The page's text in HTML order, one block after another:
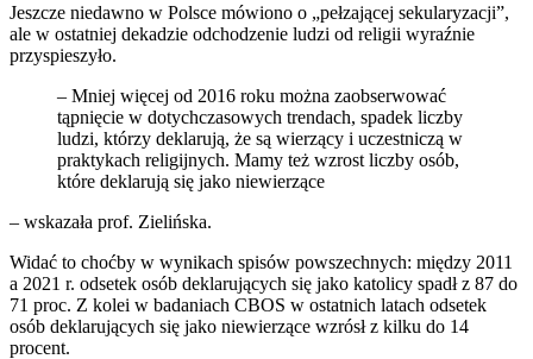
Jeszcze niedawno w Polsce mówiono o „pełzającej sekularyzacji”,
ale w ostatniej dekadzie odchodzenie ludzi od religii wyraźnie
przyspieszyło.
– Mniej więcej od 2016 roku można zaobserwować
tąpnięcie w dotychczasowych trendach, spadek liczby
ludzi, którzy deklarują, że są wierzący i uczestniczą w
praktykach religijnych. Mamy też wzrost liczby osób,
które deklarują się jako niewierzące
– wskazała prof. Zielińska.
Widać to choćby w wynikach spisów powszechnych: między 2011
a 2021 r. odsetek osób deklarujących się jako katolicy spadł z 87 do
71 proc. Z kolei w badaniach CBOS w ostatnich latach odsetek
osób deklarujących się jako niewierzące wzrósł z kilku do 14
procent.